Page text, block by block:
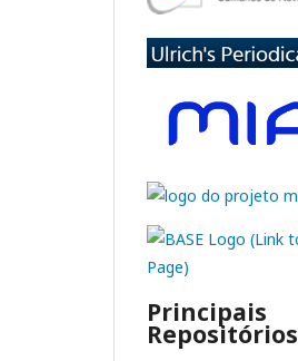
Principais
Repositórios